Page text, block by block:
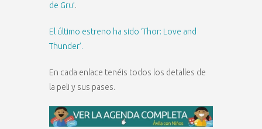
de Gru’.
El último estreno ha sido ‘Thor: Love and
Thunder’.
En cada enlace tenéis todos los detalles de
la peli y sus pases.